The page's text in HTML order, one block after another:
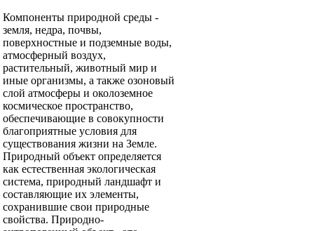
Компоненты природной среды -
земля, недра, почвы,
поверхностные и подземные воды,
атмосферный воздух,
растительный, животный мир и
иные организмы, а также озоновый
слой атмосферы и околоземное
космическое пространство,
обеспечивающие в совокупности
благоприятные условия для
существования жизни на Земле.
Природный объект определяется
как естественная экологическая
система, природный ландшафт и
составляющие их элементы,
сохранившие свои природные
свойства. Природно-